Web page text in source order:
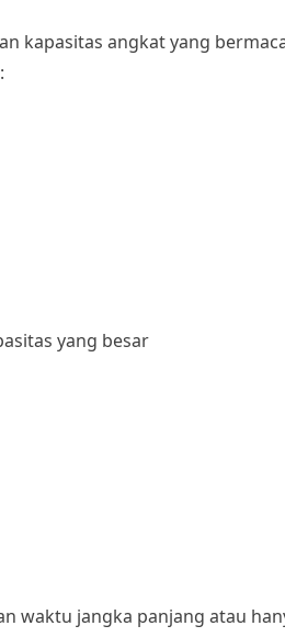
kapasitas angkat yang
yang besar
waktu jangka panjang atau